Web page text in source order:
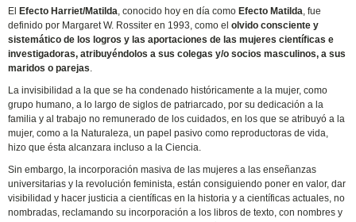
El Efecto Harriet/Matilda, conocido hoy en día como Efecto Matilda, fue
definido por Margaret W. Rossiter en 1993, como elolvido consciente y
sistemático de los logros y las aportaciones de las mujeres científicas e
investigadoras, atribuyéndolos a sus colegas y/o socios masculinos, a sus
maridos o parejas.
La invisibilidad a la que se ha condenado históricamente a la mujer, como
grupo humano, a lo largo de siglos de patriarcado, por su dedicación a la
familia y al trabajo no remunerado de los cuidados, en los que se atribuyó a la
mujer, como a la Naturaleza, un papel pasivo como reproductoras de vida,
hizo que ésta alcanzara incluso a la Ciencia.
Sin embargo, la incorporación masiva de las mujeres a las enseñanzas
universitarias y la revolución feminista, están consiguiendo poner en valor, dar
visibilidad y hacer justicia a científicas en la historia y a científicas actuales, no
nombradas, reclamando su incorporación a los libros de texto, con nombres y